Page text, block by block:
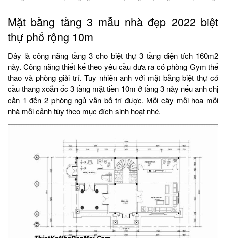
Mặt bằng tầng 3 mẫu nhà đẹp 2022 biệt
thự phố rộng 10m
Đây là công năng tầng 3 cho biệt thự 3 tầng diện tích 160m2
này. Công năng thiết kế theo yêu cầu đưa ra có phòng Gym thể
thao và phòng giải trí. Tuy nhiên anh với mặt bằng biệt thự có
cầu thang xoắn ốc 3 tầng mặt tiền 10m ở tầng 3 này nếu anh chị
cần 1 đến 2 phòng ngủ vẫn bố trí được. Mỗi cây mỗi hoa mỗi
nhà mỗi cảnh tùy theo mục đích sinh hoạt nhé.